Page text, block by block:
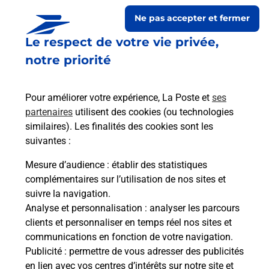
Le respect de votre vie privée,
notre priorité
Pour améliorer votre expérience, La Poste et ses
partenaires utilisent des cookies (ou technologies
similaires). Les finalités des cookies sont les
suivantes :
Mesure d’audience : établir des statistiques
complémentaires sur l’utilisation de nos sites et
suivre la navigation.
Analyse et personnalisation : analyser les parcours
clients et personnaliser en temps réel nos sites et
communications en fonction de votre navigation.
Publicité : permettre de vous adresser des publicités
en lien avec vos centres d’intérêts sur notre site et
Ne pas accepter et fermer
Prochaine collecte du courriersamedià 09h00
Place Publique
21360 Cussy La Colonne
Itinéraire
Le lien s'ouvre dans un nouvel onglet